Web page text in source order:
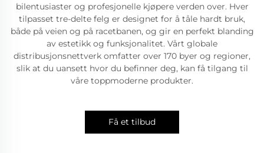
bilentusiaster og profesjonelle kjøpere verden over. Hver
tilpasset tre-delte felg er designet for å tåle hardt bruk,
både på veien og på racetbanen, og gir en perfekt blanding
av estetikk og funksjonalitet. Vårt globale
distribusjonsnettverk omfatter over 170 byer og regioner,
slik at du uansett hvor du befinner deg, kan få tilgang til
våre toppmoderne produkter.
Få et tilbud